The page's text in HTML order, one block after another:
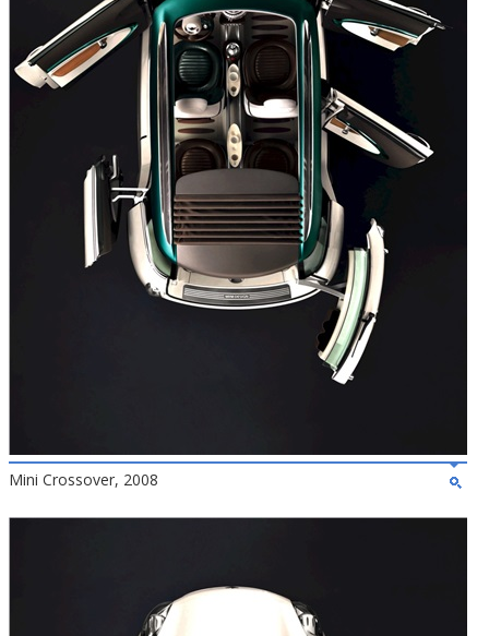
Mini Crossover, 2008